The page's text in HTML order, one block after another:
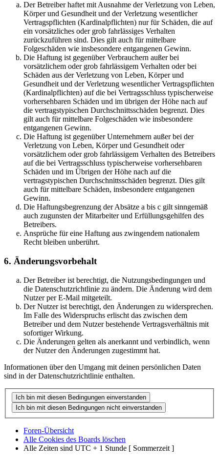
Der Betreiber haftet mit Ausnahme der Verletzung von Leben,
Körper und Gesundheit und der Verletzung wesentlicher
Vertragspflichten (Kardinalpflichten) nur für Schäden, die auf
ein vorsätzliches oder grob fahrlässiges Verhalten
zurückzuführen sind. Dies gilt auch für mittelbare
Folgeschäden wie insbesondere entgangenen Gewinn.
Die Haftung ist gegenüber Verbrauchern außer bei
vorsätzlichem oder grob fahrlässigem Verhalten oder bei
Schäden aus der Verletzung von Leben, Körper und
Gesundheit und der Verletzung wesentlicher Vertragspflichten
(Kardinalpflichten) auf die bei Vertragsschluss typischerweise
vorhersehbaren Schäden und im übrigen der Höhe nach auf
die vertragstypischen Durchschnittsschäden begrenzt. Dies
gilt auch für mittelbare Folgeschäden wie insbesondere
entgangenen Gewinn.
Die Haftung ist gegenüber Unternehmern außer bei der
Verletzung von Leben, Körper und Gesundheit oder
vorsätzlichem oder grob fahrlässigem Verhalten des Betreibers
auf die bei Vertragsschluss typischerweise vorhersehbaren
Schäden und im Übrigen der Höhe nach auf die
vertragstypischen Durchschnittsschäden begrenzt. Dies gilt
auch für mittelbare Schäden, insbesondere entgangenen
Gewinn.
Die Haftungsbegrenzung der Absätze a bis c gilt sinngemäß
auch zugunsten der Mitarbeiter und Erfüllungsgehilfen des
Betreibers.
Ansprüche für eine Haftung aus zwingendem nationalem
Recht bleiben unberührt.
6. Änderungsvorbehalt
Der Betreiber ist berechtigt, die Nutzungsbedingungen und
die Datenschutzrichtlinie zu ändern. Die Änderung wird dem
Nutzer per E-Mail mitgeteilt.
Der Nutzer ist berechtigt, den Änderungen zu widersprechen.
Im Falle des Widerspruchs erlischt das zwischen dem
Betreiber und dem Nutzer bestehende Vertragsverhältnis mit
sofortiger Wirkung.
Die Änderungen gelten als anerkannt und verbindlich, wenn
der Nutzer den Änderungen zugestimmt hat.
Informationen über den Umgang mit deinen persönlichen Daten
sind in der Datenschutzrichtlinie enthalten.
Foren-Übersicht
Alle Cookies des Boards löschen
Alle Zeiten sind UTC + 1 Stunde [ Sommerzeit ]